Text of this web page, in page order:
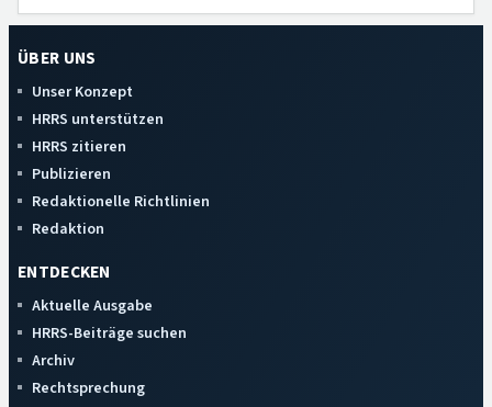
ÜBER UNS
Unser Konzept
HRRS unterstützen
HRRS zitieren
Publizieren
Redaktionelle Richtlinien
Redaktion
ENTDECKEN
Aktuelle Ausgabe
HRRS-Beiträge suchen
Archiv
Rechtsprechung